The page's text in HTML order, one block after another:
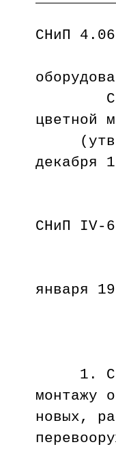
СНиП
цветной
(утв.
декабря
СНиП IV-
Срок
января
1.
монтажу
новых,